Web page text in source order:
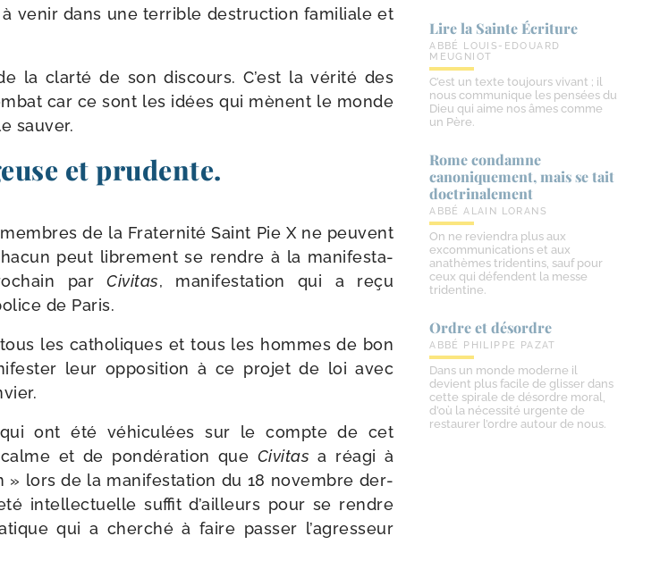
venir dans une ter­rible des­truc­tion fami­liale et
la clar­té de son dis­cours. C’est la véri­té des
car ce sont les idées qui mènent le monde
sauver.
et prudente.
de la Fraternité Saint Pie X ne peuvent
peut libre­ment se rendre à la mani­fes­ta­
parCivitas, mani­fes­ta­tion qui a reçu
de Paris.
les catho­liques et tous les hommes de bon
leur oppo­si­tion à ce pro­jet de loi avec
ont été véhi­cu­lées sur le compte de cet
et de pon­dé­ra­tion que Civitas a réagi à
» lors de la mani­fes­ta­tion du 18 novembre der­
intel­lec­tuelle suf­fit d’ailleurs pour se rendre
qui a cher­ché à faire pas­ser l’agresseur
Lire la Sainte Écriture
ABBÉ LOUIS-EDOUARD
MEUGNIOT
C’est un texte toujours vivant ; il
nous communique les pensées du
Dieu qui aime nos âmes comme
un Père.
Rome condamne
canoniquement, mais se tait
doctrinalement
ABBÉ ALAIN LORANS
On ne reviendra plus aux
excommunications et aux
anathèmes tridentins, sauf pour
ceux qui défendent la messe
tridentine.
Ordre et désordre
ABBÉ PHILIPPE PAZAT
Dans un monde moderne il
devient plus facile de glisser dans
cette spirale de désordre moral,
d’où la nécessité urgente de
restaurer l’ordre autour de nous.